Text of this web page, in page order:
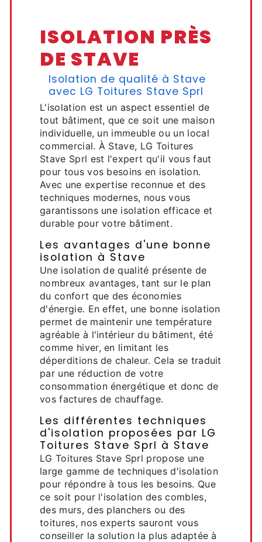
ISOLATION PRÈS
DE STAVE
Isolation de qualité à Stave
avec LG Toitures Stave Sprl
L'isolation est un aspect essentiel de
tout bâtiment, que ce soit une maison
individuelle, un immeuble ou un local
commercial. À Stave, LG Toitures
Stave Sprl est l'expert qu'il vous faut
pour tous vos besoins en isolation.
Avec une expertise reconnue et des
techniques modernes, nous vous
garantissons une isolation efficace et
durable pour votre bâtiment.
Les avantages d'une bonne
isolation à Stave
Une isolation de qualité présente de
nombreux avantages, tant sur le plan
du confort que des économies
d'énergie. En effet, une bonne isolation
permet de maintenir une température
agréable à l'intérieur du bâtiment, été
comme hiver, en limitant les
déperditions de chaleur. Cela se traduit
par une réduction de votre
consommation énergétique et donc de
vos factures de chauffage.
Les différentes techniques
d'isolation proposées par LG
Toitures Stave Sprl à Stave
LG Toitures Stave Sprl propose une
large gamme de techniques d'isolation
pour répondre à tous les besoins. Que
ce soit pour l'isolation des combles,
des murs, des planchers ou des
toitures, nos experts sauront vous
conseiller la solution la plus adaptée à